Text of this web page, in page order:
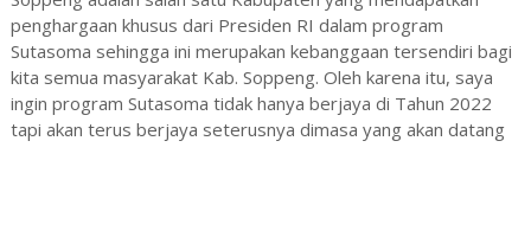
penghargaan khusus dari Presiden RI dalam program
Sutasoma sehingga ini merupakan kebanggaan tersendiri bagi
kita semua masyarakat Kab. Soppeng. Oleh karena itu, saya
ingin program Sutasoma tidak hanya berjaya di Tahun 2022
tapi akan terus berjaya seterusnya dimasa yang akan datang